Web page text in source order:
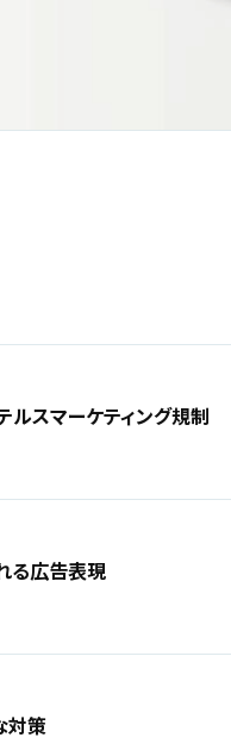
ルスマーケティング規制
る広告表現
対策